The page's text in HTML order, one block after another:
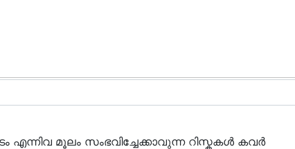
or disease
മൂലം സംഭവിച്ചേക്കാവുന്ന റിസ്കകൾ കവർ